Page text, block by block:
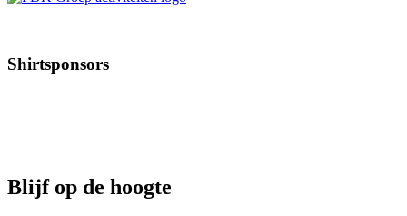
Shirtsponsors
Blijf op de hoogte